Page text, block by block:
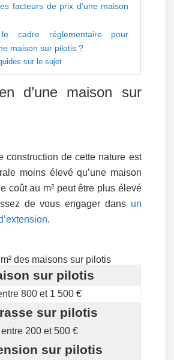
facteurs de prix d’une maison
cadre réglementaire pour
maison sur pilotis ?
sur le sujet
d’une maison sur
construction de cette nature est
moins élevé qu’une maison
coût au m² peut être plus élevé
de vous engager dans un
.
des maisons sur pilotis
sur pilotis
800 et 1 500 €
sur pilotis
entre 200 et 500 €
sur pilotis